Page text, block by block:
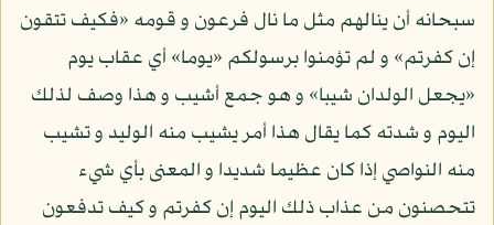
سبحانه أن ينالهم مثل ما نال فرعون و قومه «فكيف تتقون
إن كفرتم» و لم تؤمنوا برسولكم «يوما» أي عقاب يوم
«يجعل الولدان شيبا» و هو جمع أشيب و هذا وصف لذلك
اليوم و شدته كما يقال هذا أمر يشيب منه الوليد و تشيب
منه النواصي إذا كان عظيما شديدا و المعنى بأي شيء
تتحصنون من عذاب ذلك اليوم إن كفرتم و كيف تدفعون